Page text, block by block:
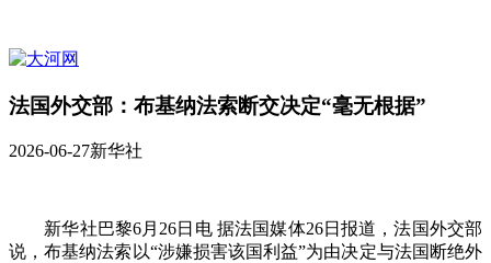
法国外交部：布基纳法索断交决定“毫无根据”
2026-06-27新华社
新华社巴黎6月26日电 据法国媒体26日报道，法国外交部
说，布基纳法索以“涉嫌损害该国利益”为由决定与法国断绝外